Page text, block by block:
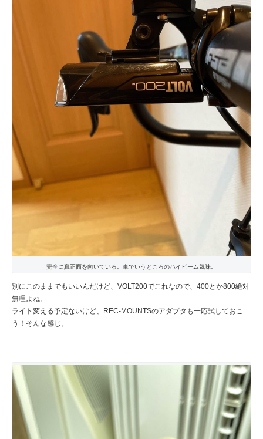
完全に真正面を向いている。車でいうところのハイビーム気味。
別にこのままでもいいんだけど、VOLT200でこれなので、400とか800絶対
無理よね。
ライト変える予定ないけど、REC-MOUNTSのアダプタも一応試しておこ
う！そんな感じ。